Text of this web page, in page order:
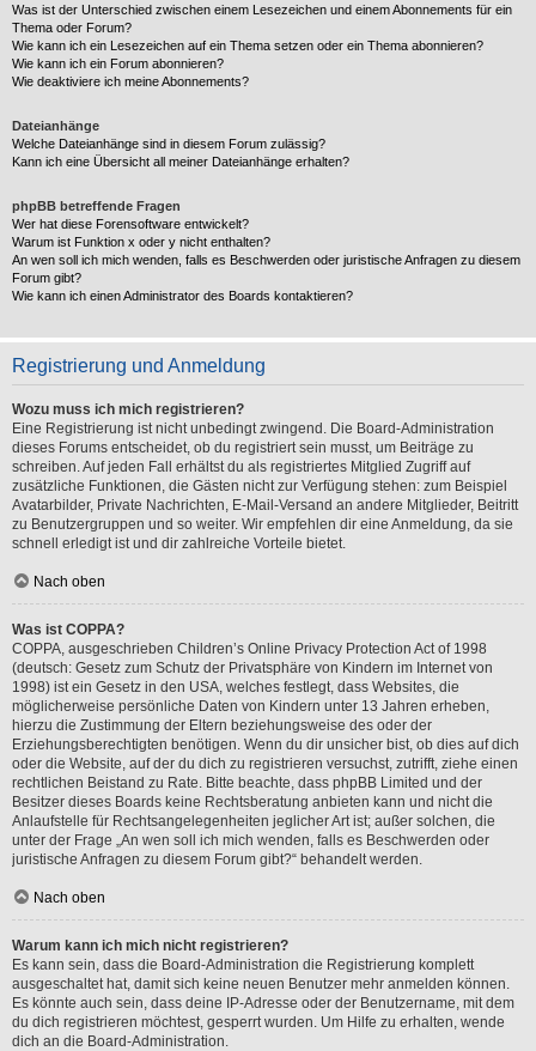
Was ist der Unterschied zwischen einem Lesezeichen und einem Abonnements für ein
Thema oder Forum?
Wie kann ich ein Lesezeichen auf ein Thema setzen oder ein Thema abonnieren?
Wie kann ich ein Forum abonnieren?
Wie deaktiviere ich meine Abonnements?
Dateianhänge
Welche Dateianhänge sind in diesem Forum zulässig?
Kann ich eine Übersicht all meiner Dateianhänge erhalten?
phpBB betreffende Fragen
Wer hat diese Forensoftware entwickelt?
Warum ist Funktion x oder y nicht enthalten?
An wen soll ich mich wenden, falls es Beschwerden oder juristische Anfragen zu diesem
Forum gibt?
Wie kann ich einen Administrator des Boards kontaktieren?
Registrierung und Anmeldung
Wozu muss ich mich registrieren?
Eine Registrierung ist nicht unbedingt zwingend. Die Board-Administration
dieses Forums entscheidet, ob du registriert sein musst, um Beiträge zu
schreiben. Auf jeden Fall erhältst du als registriertes Mitglied Zugriff auf
zusätzliche Funktionen, die Gästen nicht zur Verfügung stehen: zum Beispiel
Avatarbilder, Private Nachrichten, E-Mail-Versand an andere Mitglieder, Beitritt
zu Benutzergruppen und so weiter. Wir empfehlen dir eine Anmeldung, da sie
schnell erledigt ist und dir zahlreiche Vorteile bietet.
Nach oben
Was ist COPPA?
COPPA, ausgeschrieben Children’s Online Privacy Protection Act of 1998
(deutsch: Gesetz zum Schutz der Privatsphäre von Kindern im Internet von
1998) ist ein Gesetz in den USA, welches festlegt, dass Websites, die
möglicherweise persönliche Daten von Kindern unter 13 Jahren erheben,
hierzu die Zustimmung der Eltern beziehungsweise des oder der
Erziehungsberechtigten benötigen. Wenn du dir unsicher bist, ob dies auf dich
oder die Website, auf der du dich zu registrieren versuchst, zutrifft, ziehe einen
rechtlichen Beistand zu Rate. Bitte beachte, dass phpBB Limited und der
Besitzer dieses Boards keine Rechtsberatung anbieten kann und nicht die
Anlaufstelle für Rechtsangelegenheiten jeglicher Art ist; außer solchen, die
unter der Frage „An wen soll ich mich wenden, falls es Beschwerden oder
juristische Anfragen zu diesem Forum gibt?“ behandelt werden.
Nach oben
Warum kann ich mich nicht registrieren?
Es kann sein, dass die Board-Administration die Registrierung komplett
ausgeschaltet hat, damit sich keine neuen Benutzer mehr anmelden können.
Es könnte auch sein, dass deine IP-Adresse oder der Benutzername, mit dem
du dich registrieren möchtest, gesperrt wurden. Um Hilfe zu erhalten, wende
dich an die Board-Administration.